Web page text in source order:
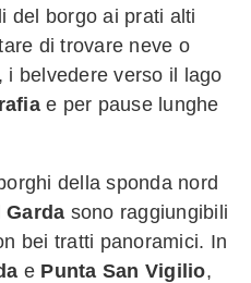
del borgo ai prati alti
di trovare neve o
i belvedere verso il lago
e per pause lunghe
della sponda nord
Garda sono raggiungibili
bei tratti panoramici. In
e Punta San Vigilio,